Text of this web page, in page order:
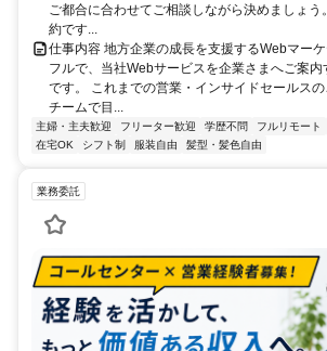
ご都合に合わせてご相談しながら決めましょ
約です...
仕事内容 地方企業の成長を支援するWebマー
フルで、当社Webサービスを企業さまへご案
です。 これまでの営業・インサイドセールスの
チームで目...
主婦・主夫歓迎 フリーター歓迎 学歴不問 フルリモート
在宅OK
シフト制 服装自由 髪型・髪色自由
業務委託